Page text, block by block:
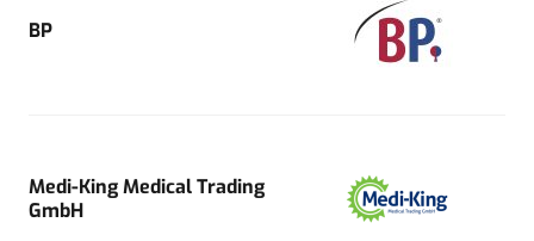
BP
Medi-King Medical Trading
GmbH